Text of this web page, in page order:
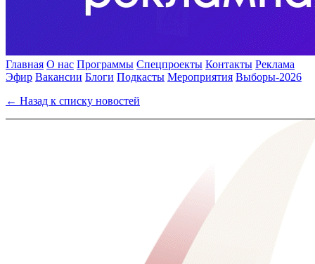
Главная О нас Программы Спецпроекты Контакты Реклама
Эфир Вакансии Блоги Подкасты Мероприятия Выборы-2026
← Назад к списку новостей